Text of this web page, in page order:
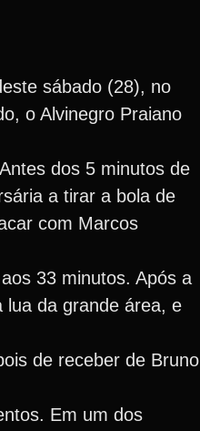
sábado (28), no
o Alvinegro Praiano
dos 5 minutos de
a tirar a bola de
com Marcos
33 minutos. Após a
lua da grande área, e
de receber de Bruno
Em um dos